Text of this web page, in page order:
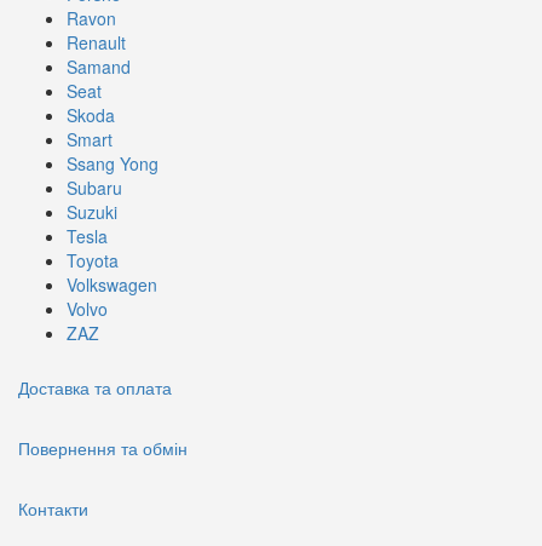
Ravon
Renault
Samand
Seat
Skoda
Smart
Ssang Yong
Subaru
Suzuki
Tesla
Toyota
Volkswagen
Volvo
ZAZ
Доставка та оплата
Повернення та обмін
Контакти